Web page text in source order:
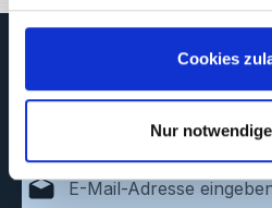
Cookies
Nur
Abonnieren Sie jetzt unseren
Newsletter, um rechtzeitig über
informiert zu werden.
E-Mail-Adresse*